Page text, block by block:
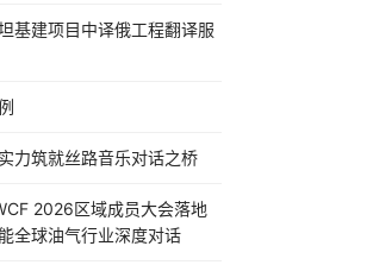
基建项目中译俄工程翻译服
力筑就丝路音乐对话之桥
2026区域成员大会落地
全球油气行业深度对话